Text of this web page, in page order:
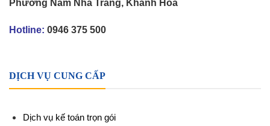
Phường Nam Nha Trang, Khánh Hòa
Hotline: 0946 375 500
DỊCH VỤ CUNG CẤP
Dịch vụ kế toán trọn gói